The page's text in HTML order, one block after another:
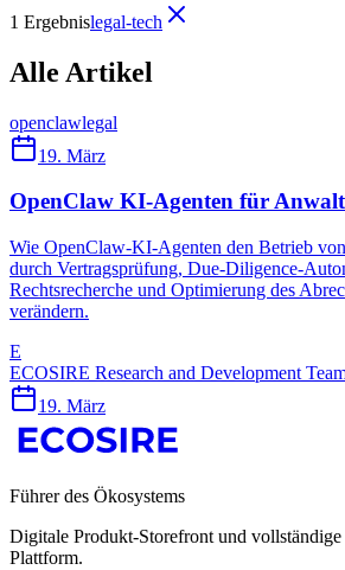
1 Ergebnislegal-tech
Alle Artikel
openclawlegal
19. März
OpenClaw KI-Agenten für
Wie OpenClaw-KI-Agenten den Betrieb
durch Vertragsprüfung, Due-Diligence-
Rechtsrecherche und Optimierung des
verändern.
E
ECOSIRE Research and Development
19. März
Führer des Ökosystems
Digitale Produkt-Storefront und
Plattform.